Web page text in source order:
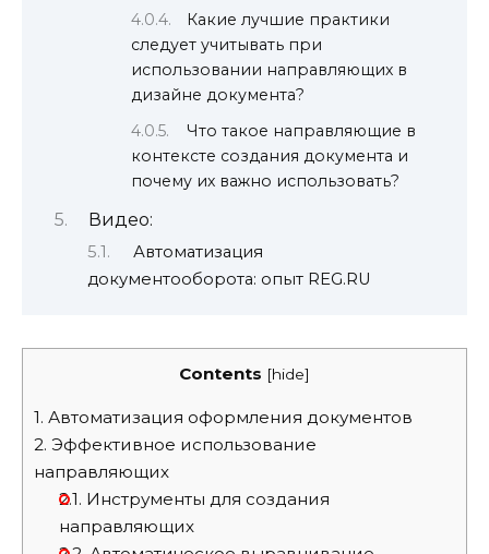
Какие лучшие практики
следует учитывать при
использовании направляющих в
дизайне документа?
Что такое направляющие в
контексте создания документа и
почему их важно использовать?
Видео:
Автоматизация
документооборота: опыт REG.RU
Contents [hide]
1. Автоматизация оформления документов
2. Эффективное использование
направляющих
2.1. Инструменты для создания
направляющих